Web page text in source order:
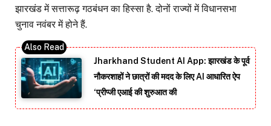
झारखंड में सत्तारूढ़ गठबंधन का हिस्सा है. दोनों राज्यों में विधानसभा
चुनाव नवंबर में होने हैं.
Jharkhand Student AI App: झारखंड के पूर्व
नौकरशाहों ने छात्रों की मदद के लिए AI आधारित ऐप
‘प्रीप्जी एआई की शुरुआत की